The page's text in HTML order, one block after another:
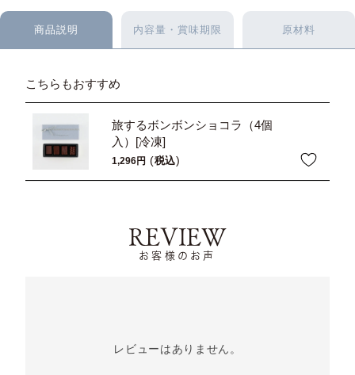
商品説明 内容量・賞味期限 原材料
こちらもおすすめ
旅するボンボンショコラ（4個
入）[冷凍]
1,296 税込
REVIEW
お客様のお声
レビューはありません。